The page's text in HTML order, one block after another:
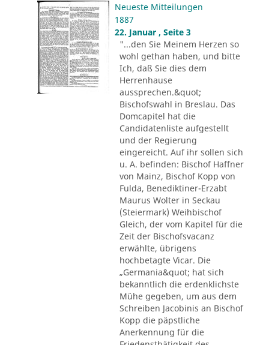
Neueste Mitteilungen
1887
22. Januar , Seite 3
"...den Sie Meinem Herzen so
wohl gethan haben, und bitte
Ich, daß Sie dies dem
Herrenhause
aussprechen.&quot;
Bischofswahl in Breslau. Das
Domcapitel hat die
Candidatenliste aufgestellt
und der Regierung
eingereicht. Auf ihr sollen sich
u. A. befinden: Bischof Haffner
von Mainz, Bischof Kopp von
Fulda, Benediktiner-Erzabt
Maurus Wolter in Seckau
(Steiermark) Weihbischof
Gleich, der vom Kapitel für die
Zeit der Bischofsvacanz
erwählte, übrigens
hochbetagte Vicar. Die
„Germania&quot; hat sich
bekanntlich die erdenklichste
Mühe gegeben, um aus dem
Schreiben Jacobinis an Bischof
Kopp die päpstliche
Anerkennung für die